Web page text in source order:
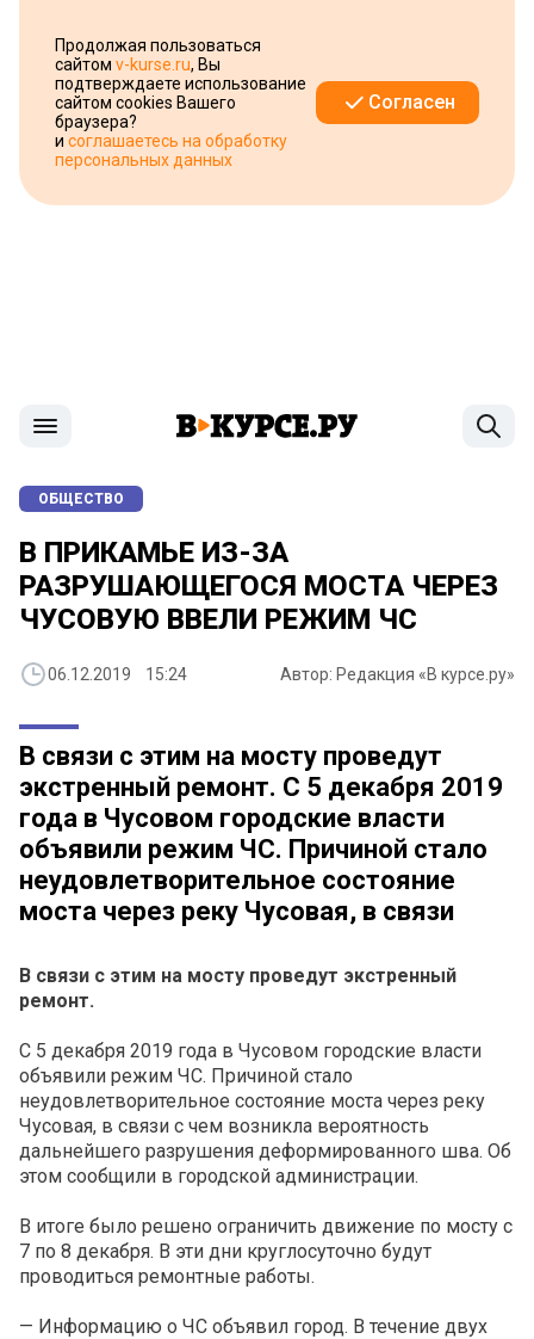
Продолжая пользоваться
сайтом v-kurse.ru, Вы
подтверждаете использование
сайтом cookies Вашего
браузера?
и соглашаетесь на обработку
персональных данных
Согласен
ОБЩЕСТВО
В ПРИКАМЬЕ ИЗ-ЗА
РАЗРУШАЮЩЕГОСЯ МОСТА ЧЕРЕЗ
ЧУСОВУЮ ВВЕЛИ РЕЖИМ ЧС
06.12.2019 15:24 Автор: Редакция «В курсе.ру»
В связи с этим на мосту проведут
экстренный ремонт. С 5 декабря 2019
года в Чусовом городские власти
объявили режим ЧС. Причиной стало
неудовлетворительное состояние
моста через реку Чусовая, в связи
В связи с этим на мосту проведут экстренный
ремонт.
С 5 декабря 2019 года в Чусовом городские власти
объявили режим ЧС. Причиной стало
неудовлетворительное состояние моста через реку
Чусовая, в связи с чем возникла вероятность
дальнейшего разрушения деформированного шва. Об
этом сообщили в городской администрации.
В итоге было решено ограничить движение по мосту с
7 по 8 декабря. В эти дни круглосуточно будут
проводиться ремонтные работы.
— Информацию о ЧС объявил город. В течение двух